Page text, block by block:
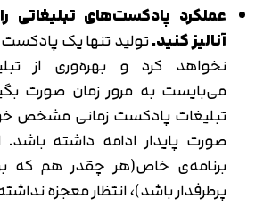
عملکرد پادکست‌های تبلیغاتی
آنالیز کنید.تولید تنها یک
نخواهد کرد و بهره‌وری از
می‌بایست به مرور زمان صورت
تبلیغات پادکست زمانی مشخص
صورت پایدار ادامه داشته
برنامه‌ی خاص(هر چقدر هم که
پرطرفدار باشد)، انتظار معجزه